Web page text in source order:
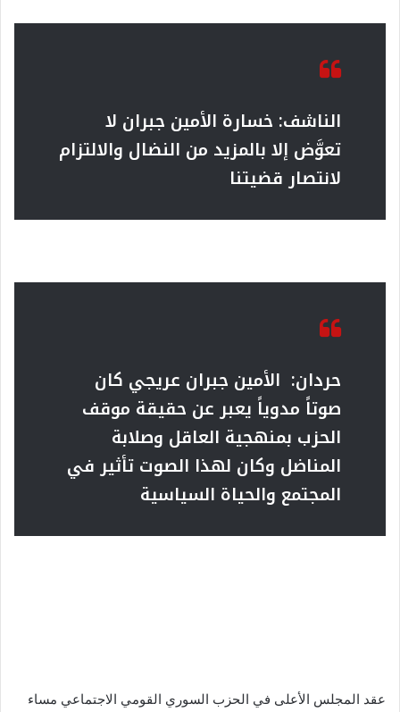
الناشف: خسارة الأمين جبران لا
تعوَّض إلا بالمزيد من النضال والالتزام
لانتصار قضيتنا
حردان: الأمين جبران عريجي كان
صوتاً مدوياً يعبر عن حقيقة موقف
الحزب بمنهجية العاقل وصلابة
المناضل وكان لهذا الصوت تأثير في
المجتمع والحياة السياسية
عقد المجلس الأعلى في الحزب السوري القومي الاجتماعي مساء